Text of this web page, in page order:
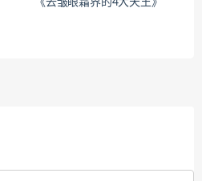
《去皱眼霜界的4大天王》